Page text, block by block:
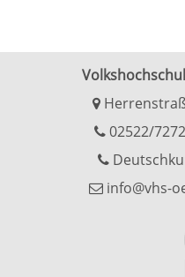
02522/
info@vhs-